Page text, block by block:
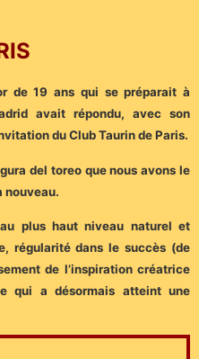
de 19 ans qui se préparait à
avait répondu, avec son
du Club Taurin de Paris.
del toreo que nous avons le
nouveau.
plus haut niveau naturel et
régularité dans le succès (de
de l’inspiration créatrice
qui a désormais atteint une